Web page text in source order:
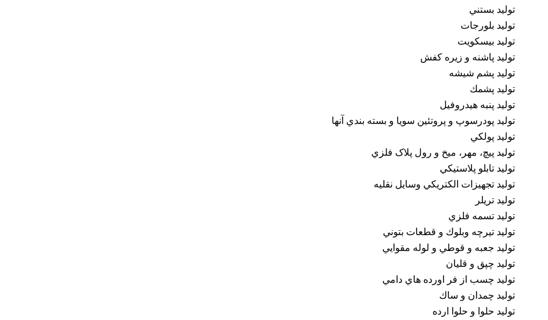
توليد بستني
توليد بلورجات
توليد بيسكويت
توليد پاشنه و زيره كفش
توليد پشم شيشه
توليد پشمك
توليد پنبه هيدروفيل
توليد پودرسوپ و پروتئين سويا و بسته بندي آنها
توليد پولكي
توليد پيچ، مهر، ميخ و رول پلاک فلزي
توليد تابلو پلاستيكي
توليد تجهيزات الكتريكي وسايل نقليه
توليد تريلر
توليد تسمه فلزي
توليد تيرچه وبلوك و قطعات بتوني
توليد جعبه و قوطي و لوله مقوايي
توليد چپق و قليان
توليد چسب از فر اورده هاي دامي
توليد چمدان و ساك
توليد حلوا و حلوا ارده